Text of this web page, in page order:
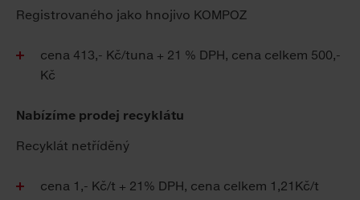
Registrovaného jako hnojivo KOMPOZ
cena 413,- Kč/tuna + 21 % DPH, cena celkem 500,-
Kč
Nabízíme prodej recyklátu
Recyklát netříděný
cena 1,- Kč/t + 21% DPH, cena celkem 1,21Kč/t